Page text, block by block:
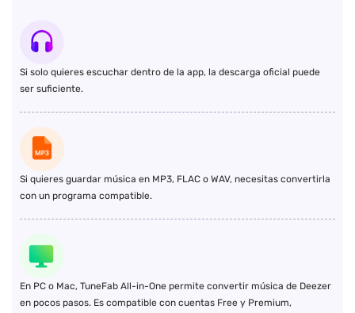
Si solo quieres escuchar dentro de la app, la descarga oficial puede
ser suficiente.
Si quieres guardar música en MP3, FLAC o WAV, necesitas convertirla
con un programa compatible.
En PC o Mac, TuneFab All-in-One permite convertir música de Deezer
en pocos pasos. Es compatible con cuentas Free y Premium,